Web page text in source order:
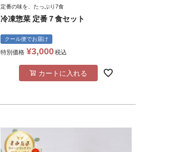
定番の味を、たっぷり7食
冷凍惣菜 定番７食セット
クール便でお届け
特別価格 ¥3,000税込
カートに入れる